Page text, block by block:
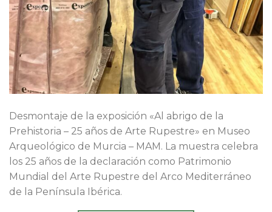
Desmontaje de la exposición «Al abrigo de la
Prehistoria – 25 años de Arte Rupestre» en Museo
Arqueológico de Murcia – MAM. La muestra celebra
los 25 años de la declaración como Patrimonio
Mundial del Arte Rupestre del Arco Mediterráneo
de la Península Ibérica.